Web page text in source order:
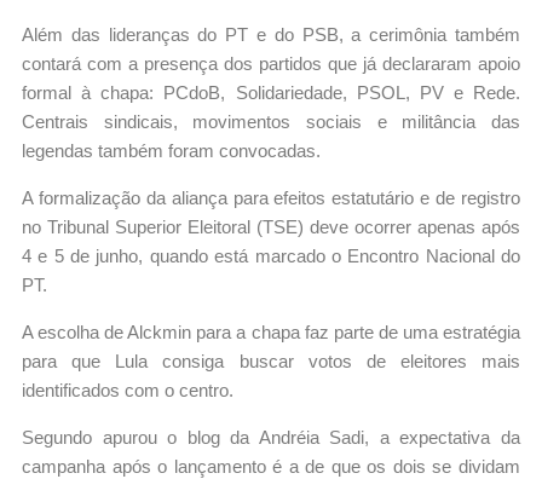
Além das lideranças do PT e do PSB, a cerimônia também
contará com a presença dos partidos que já declararam apoio
formal à chapa: PCdoB, Solidariedade, PSOL, PV e Rede.
Centrais sindicais, movimentos sociais e militância das
legendas também foram convocadas.
A formalização da aliança para efeitos estatutário e de registro
no Tribunal Superior Eleitoral (TSE) deve ocorrer apenas após
4 e 5 de junho, quando está marcado o Encontro Nacional do
PT.
A escolha de Alckmin para a chapa faz parte de uma estratégia
para que Lula consiga buscar votos de eleitores mais
identificados com o centro.
Segundo apurou o blog da Andréia Sadi, a expectativa da
campanha após o lançamento é a de que os dois se dividam